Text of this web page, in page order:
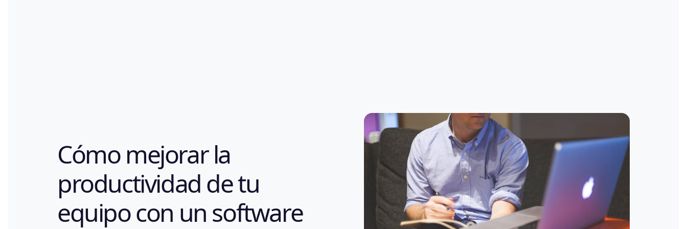
Cómo mejorar la
productividad de tu
equipo con un software